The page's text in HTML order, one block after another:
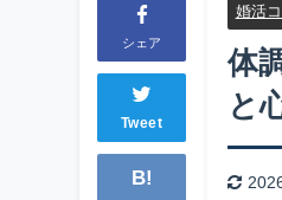
シェア
Tweet
B!
婚活
体
と